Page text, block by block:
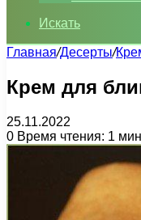
Искать
Главная/Десерты/
Крем для
25.11.2022
0 Время чтения: 1